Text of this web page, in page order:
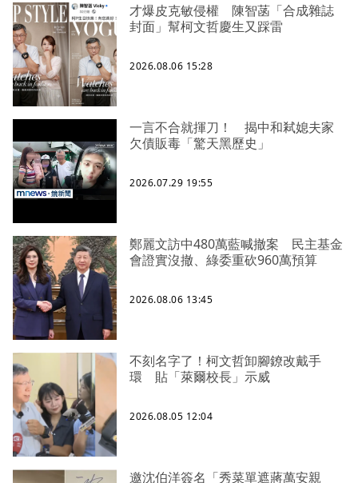
才爆皮克敏侵權 陳智菡「合成雜誌
封面」幫柯文哲慶生又踩雷
2026.08.06 15:28
一言不合就揮刀！ 揭中和弒媳夫家
欠債販毒「驚天黑歷史」
2026.07.29 19:55
鄭麗文訪中480萬藍喊撤案 民主基金
會證實沒撤、綠委重砍960萬預算
2026.08.06 13:45
不刻名字了！柯文哲卸腳鐐改戴手
環 貼「萊爾校長」示威
2026.08.05 12:04
邀沈伯洋簽名「秀菜單遮蔣萬安親